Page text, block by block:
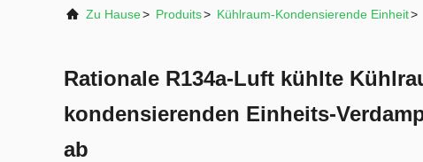
Zu Hause> Produits> Kühlraum-Kondensierende Einheit>
Rationale R134a-Luft kühlte
kondensierenden Einheits-
ab